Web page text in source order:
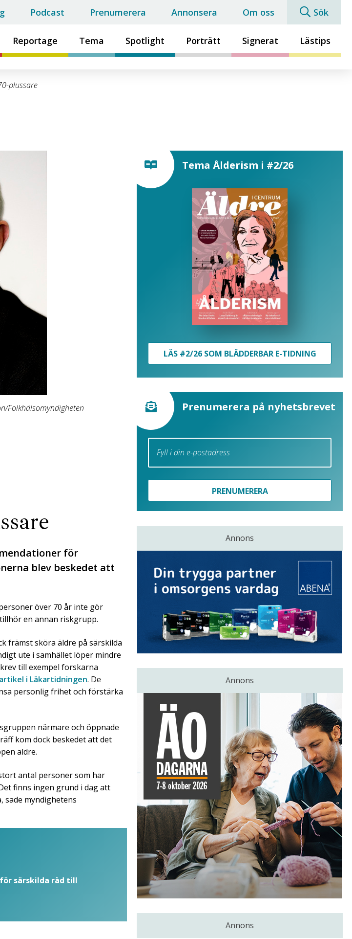
Reportage Tema Spotlight Porträtt Signerat Lästips
Podcast Prenumerera Annonsera Om oss Sök
plussare
Folkhälsomyndigheten
för
blev beskedet att
över 70 år inte gör
en annan riskgrupp.
främst sköra äldre på särskilda
ute i samhället löper mindre
till exempel forskarna
i Läkartidningen. De
personlig frihet och förstärka
närmare och öppnade
kom dock beskedet att det
äldre.
antal personer som har
finns ingen grund i dag att
sade myndighetens
särskilda råd till
Tema Ålderism i #2/26
LÄS #2/26 SOM BLÄDDERBAR E-TIDNING
Prenumerera på nyhetsbrevet
PRENUMERERA
Annons
Annons
Annons